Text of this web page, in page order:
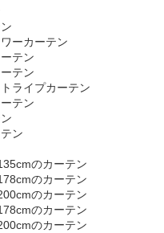
ーカーテン
テン
テン
ライプカーテン
テン
ン
のカーテン
のカーテン
のカーテン
のカーテン
のカーテン